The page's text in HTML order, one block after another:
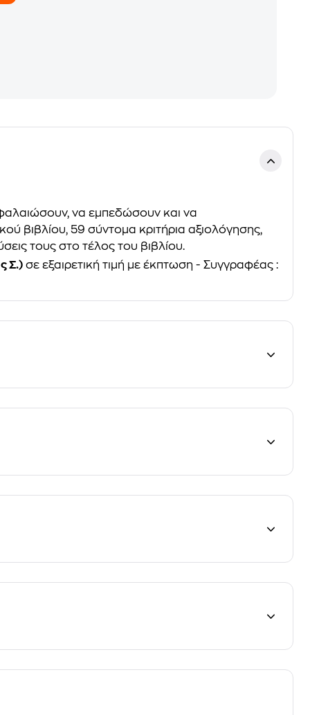
να εμπεδώσουν και να
βιβλίου, 59 σύντομα κριτήρια αξιολόγησης,
τους στο τέλος του βιβλίου.
Σ.) σε εξαιρετική τιμή με έκπτωση - Συγγραφέας :